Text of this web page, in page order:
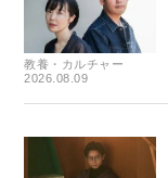
教養・カルチャー
2026.08.09